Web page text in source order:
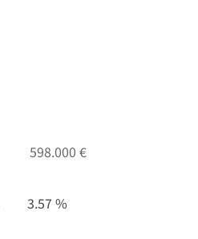
598.000 €
3.57 %